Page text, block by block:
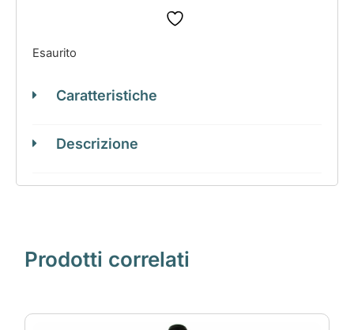
Esaurito
Caratteristiche
Descrizione
Prodotti correlati